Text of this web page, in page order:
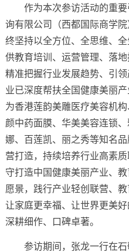
作为本次参访活动的重要
询有限公司（西都国际商学
终坚持以全方位、全思维、
供教育培训、运营管理、落
精准把握行业发展趋势、引
业已深度帮扶全国健康美丽
为香港莲韵美雕医疗美容机
颜中药面膜、华美美容连锁
娜、百莲凯、丽之秀等知名
营打造，持续培养行业高素
守打造中国健康美丽产业、
愿景，践行产业轻创联营、
让家庭更幸福、让世界更美
深耕细作、口碑卓著。
参访期间，张龙一行在石